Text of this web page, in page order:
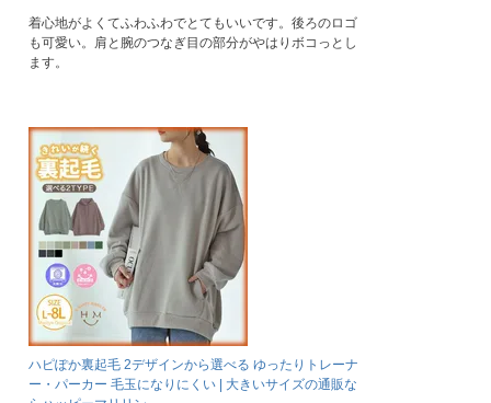
着心地がよくてふわふわでとてもいいです。後ろのロゴ
も可愛い。肩と腕のつなぎ目の部分がやはりボコっとし
ます。
ハピぽか裏起毛 2デザインから選べる ゆったりトレーナ
ー・パーカー 毛玉になりにくい | 大きいサイズの通販な